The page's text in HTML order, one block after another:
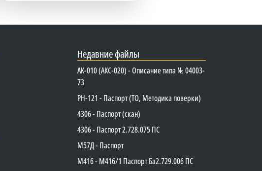
Недавние файлы
АК-010 (АКС-020) - Описание типа № 04003-
73
PH-121 - Паспорт (ТО, Методика поверки)
4306 - Паспорт (скан)
4306 - Паспорт 2.728.075 ПС
М57Д - Паспорт
М416 - М416/1 Паспорт Ба2.729.006 ПС